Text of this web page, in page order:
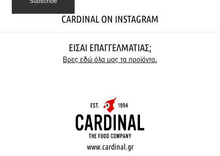
CARDINAL ON INSTAGRAM
ΕΊΣΑΙ ΕΠΑΓΓΕΛΜΑΤΊΑΣ;
Βρες εδώ όλα μας τα προϊόντα.
www.cardinal.gr